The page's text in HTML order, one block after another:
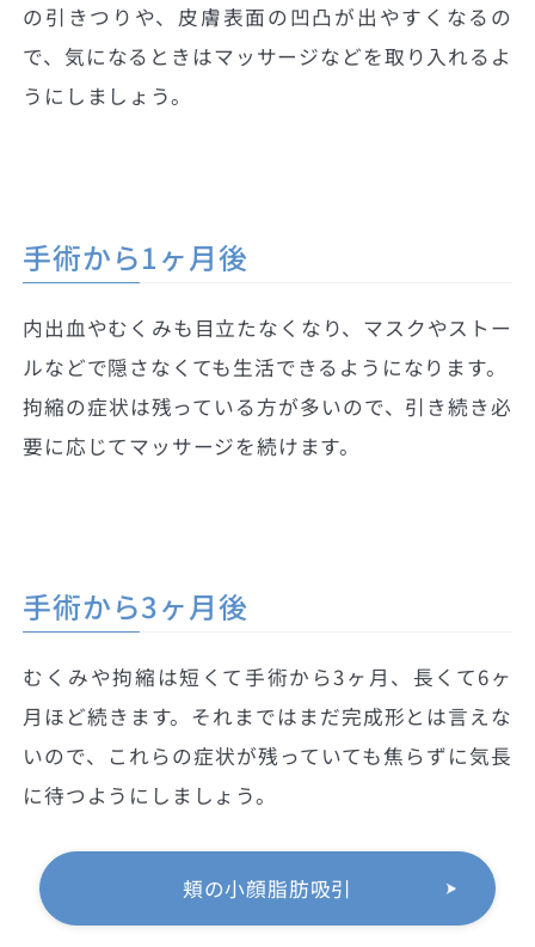
の引きつりや、皮膚表面の凹凸が出やすくなるの
で、気になるときはマッサージなどを取り入れるよ
うにしましょう。
手術から1ヶ月後
内出血やむくみも目立たなくなり、マスクやストー
ルなどで隠さなくても生活できるようになります。
拘縮の症状は残っている方が多いので、引き続き必
要に応じてマッサージを続けます。
手術から3ヶ月後
むくみや拘縮は短くて手術から3ヶ月、長くて6ヶ
月ほど続きます。それまではまだ完成形とは言えな
いので、これらの症状が残っていても焦らずに気長
に待つようにしましょう。
頬の小顔脂肪吸引